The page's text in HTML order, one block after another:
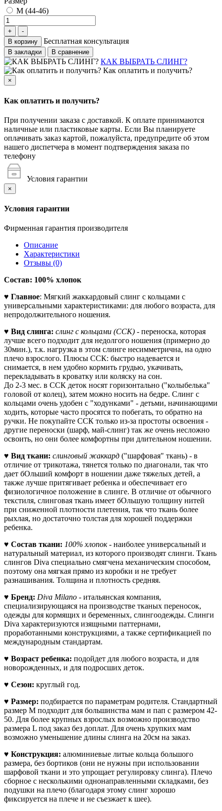
М (44-46)
В корзину Бесплатная консультация
В закладки В сравнение
КАК ВЫБРАТЬ СЛИНГ?
Как оплатить и получить?
×
Как оплатить и получить?
При получении заказа с доставкой. К оплате принимаются
наличные или пластиковые карты. Если Вы планируете
оплачивать заказ картой, пожалуйста, предупредите об этом
нашего диспетчера в момент подтверждения заказа по
телефону
Условия гарантии
×
Условия гарантии
Фирменная гарантия производителя
Описание
Характеристики
Отзывы (0)
Состав: 100% хлопок
♥ Главное: Мягкий жаккардовый слинг с кольцами с
универсальными характеристиками: для любого возраста, для
непродолжительного ношения.
♥ Вид слинга: слинг с кольцами (ССК) - переноска, которая
лучше всего подходит для недолгого ношения (примерно до
30мин.), т.к. нагрузка в этом слинге несимметрична, на одно
плечо взрослого. Плюсы ССК: быстро надевается и
снимается, в нем удобно кормить грудью, укачивать,
перекладывать в кроватку или коляску на сон.
До 2-3 мес. в ССК деток носят горизонтально ("колыбелька"
головой от колец), затем можно носить на бедре. Слинг с
кольцами очень удобен с "ходунками" - детьми, начинающими
ходить, которые часто просятся то побегать, то обратно на
ручки. Не покупайте ССК только из-за простоты освоения -
другие переноски (шарф, май-слинг) так же очень несложно
освоить, но они более комфортны при длительном ношении.
♥ Вид ткани: слинговый жаккард ("шарфовая" ткань) - в
отличие от трикотажа, тянется только по диагонали, так что
дает бОльший комфорт в ношении даже тяжелых детей, а
также лучше притягивает ребенка и обеспечивает его
физиологичное положение в слинге. В отличие от обычного
текстиля, слинговая ткань имеет бОльшую толщину нитей
при сниженной плотности плетения, так что ткань более
рыхлая, но достаточно толстая для хорошей поддержки
ребенка.
♥ Состав ткани: 100% хлопок- наиболее универсальный и
натуральный материал, из которого производят слинги. Ткань
слингов Diva специально смягчена механическим способом,
поэтому она мягкая прямо из коробки и не требует
разнашивания. Толщина и плотность средняя.
♥ Бренд: Diva Milano - итальянская компания,
специализирующаяся на производстве тканых переносок,
одежды для кормящих и беременных, слингоодежды. Слинги
Diva характеризуются изящными паттернами,
проработанными конструкциями, а также сертификацией по
международным стандартам.
♥ Возраст ребенка: подойдет для любого возраста, и для
новорожденных, и для подросших деток.
♥ Сезон: круглый год.
♥ Размер: подбирается по параметрам родителя. Стандартный
размер М подходит для большинства мам и пап с размером 42-
50. Для более крупных взрослых возможно производство
размера L под заказ без доплат. Для очень хрупких мам
возможно уменьшение длины слинга на 20см на заказ.
♥ Конструкция: алюминиевые литые кольца большого
размера, без бортиков (они не нужны при использовании
шарфовой ткани и это упрощает регулировку слинга). Плечо
сборное с несколькими однонаправленными складками, без
подушки на плечо (благодаря этому слинг хорошо
фиксируется на плече и не съезжает к шее).